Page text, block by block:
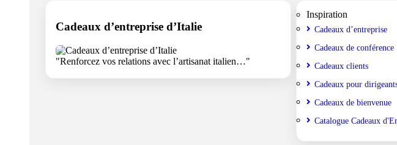
Cadeaux d’entreprise d’Italie
"Renforcez vos relations avec l’artisanat italien…"
Inspiration
Cadeaux d’entreprise
Cadeaux de conférence
Cadeaux clients
Cadeaux pour
Cadeaux de bienvenue
Catalogue Cadeaux